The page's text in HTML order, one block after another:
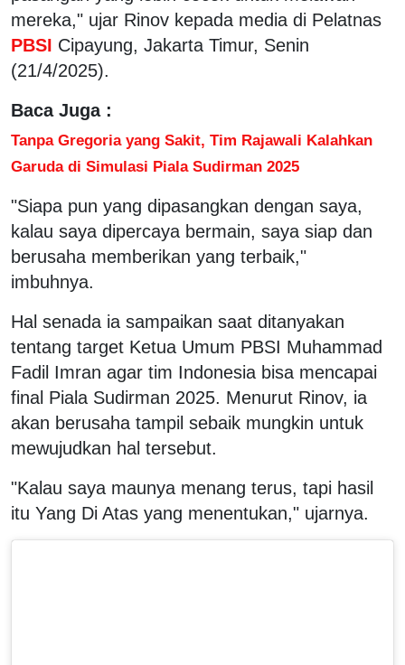
mereka," ujar Rinov kepada media di Pelatnas
PBSI Cipayung, Jakarta Timur, Senin
(21/4/2025).
Baca Juga :
Tanpa Gregoria yang Sakit, Tim Rajawali Kalahkan
Garuda di Simulasi Piala Sudirman 2025
"Siapa pun yang dipasangkan dengan saya,
kalau saya dipercaya bermain, saya siap dan
berusaha memberikan yang terbaik,"
imbuhnya.
Hal senada ia sampaikan saat ditanyakan
tentang target Ketua Umum PBSI Muhammad
Fadil Imran agar tim Indonesia bisa mencapai
final Piala Sudirman 2025. Menurut Rinov, ia
akan berusaha tampil sebaik mungkin untuk
mewujudkan hal tersebut.
"Kalau saya maunya menang terus, tapi hasil
itu Yang Di Atas yang menentukan," ujarnya.